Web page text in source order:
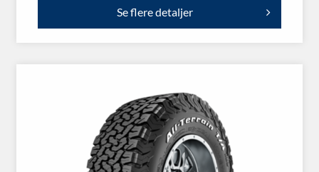
Se flere detaljer